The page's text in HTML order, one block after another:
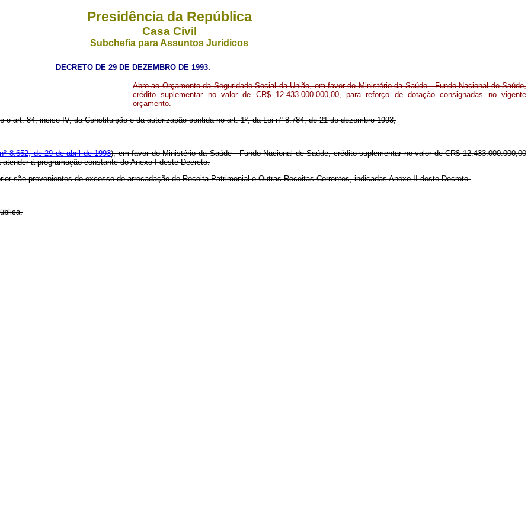
Presidência da República
Casa Civil
Subchefia para Assuntos Jurídicos
DECRETO DE 29 DE DEZEMBRO DE 1993.
Abre ao Orçamento da Seguridade Social da União, em favor do Ministério da Saúde - Fundo Nacional de Saúde,
crédito suplementar no valor de CR$ 12.433.000.000,00, para reforço de dotação consignadas no vigente
orçamento.
o art. 84, inciso IV, da Constituição e da autorização contida no art. 1º, da Lei n° 8.784, de 21 de dezembro 1993,
8.652, de 29 de abril de 1993), em favor do Ministério da Saúde - Fundo Nacional de Saúde, crédito suplementar no valor de CR$ 12.433.000.000,00
à programação constante do Anexo I deste Decreto.
são provenientes de excesso de arrecadação de Receita Patrimonial e Outras Receitas Correntes, indicadas Anexo II deste Decreto.